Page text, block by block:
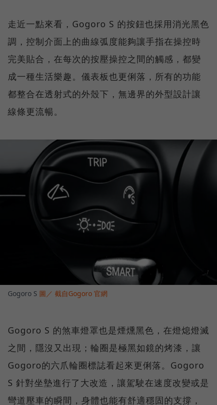
走近一點來看，Gogoro S 的按鈕也採用消光黑色
調，控制介面上的曲線弧度能夠讓手指在操控時
完美貼合，在每次的按壓操控之間的觸感，都變
成一種生活樂趣。儀表板也更俐落，所有的功能
都整合在透射式的外殼下，無邊界的外型設計讓
線條更流暢。
Gogoro S 圖／ 截自Gogoro 官網
Gogoro S 的煞車燈罩也是煙燻黑色，在燈熄燈滅
之間，隱沒又出現；輪圈是極黑如鏡的烤漆，讓
Gogoro的六爪輪圈標誌看起來更俐落。Gogoro
S 針對坐墊進行了大改造，讓駕駛在速度改變或是
彎道壓車的瞬間，身體也能有舒適穩固的支撐，